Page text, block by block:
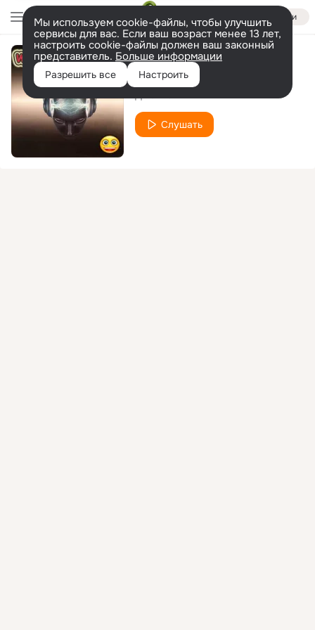
Войти
Мы используем cookie-файлы, чтобы улучшить
сервисы для вас. Если ваш возраст менее 13 лет,
настроить cookie-файлы должен ваш законный
представитель. Больше информации
Разрешить все Настроить
Отпусти
Слушать